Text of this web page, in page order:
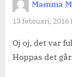
Mamma
13 februari, 2016
Oj oj, det var
Hoppas det